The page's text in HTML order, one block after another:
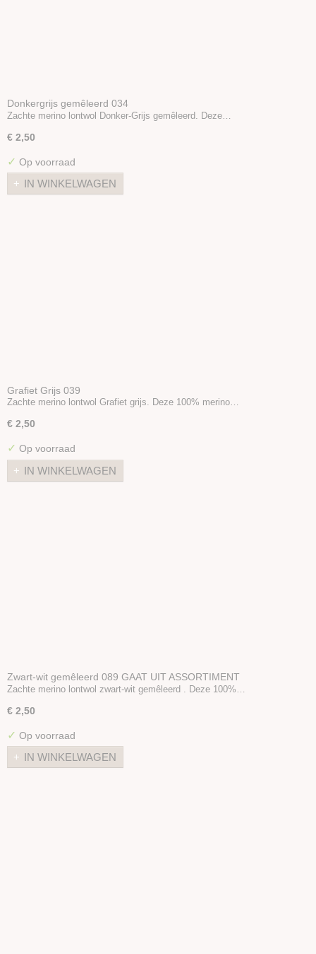
Donkergrijs gemêleerd 034
Zachte merino lontwol Donker-Grijs gemêleerd. Deze…
€ 2,50
✓ Op voorraad
IN WINKELWAGEN
Grafiet Grijs 039
Zachte merino lontwol Grafiet grijs. Deze 100% merino…
€ 2,50
✓ Op voorraad
IN WINKELWAGEN
Zwart-wit gemêleerd 089 GAAT UIT ASSORTIMENT
Zachte merino lontwol zwart-wit gemêleerd . Deze 100%…
€ 2,50
✓ Op voorraad
IN WINKELWAGEN